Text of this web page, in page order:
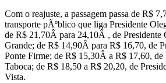
Com o reajuste, a passagem passa de R$
transporte pÃºblico que liga Presidente
de R$ 21,70Â para 24,10Â , de Presidente
Grande; de R$ 14,90Â para R$ 16,70, de
Ponte Firme; de R$ 15,30Â a R$ 17,60, de
Taboca; de R$ 18,50 a R$ 20,20, de
Vista.